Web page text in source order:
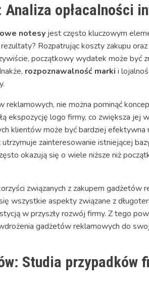
opłacalności
notesy jest często kluczowym
Rozpatrując koszty zakupu
początkowy wydatek może być
rozpoznawalność marki i
reklamowych, nie można pominąć
ekspozycję logo firmy, co zwiększa jej
klientów może być bardziej
zainteresowanie istniejącej
okazują się o wiele niższe niż
związanych z zakupem
wszystkie aspekty związane z
w przyszły rozwój firmy. Z tego
gadżetów reklamowych do
Studia przypadków